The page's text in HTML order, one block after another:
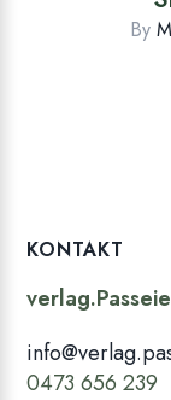
By
KONTAKT
0473 656 239